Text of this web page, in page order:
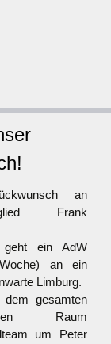
an
Frank
geht ein AdW
an ein
Limburg.
dem gesamten
Raum
um Peter